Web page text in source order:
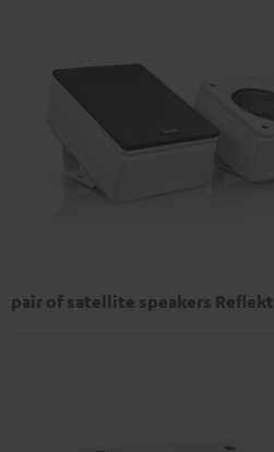
pair of satellite speakers Reflekt